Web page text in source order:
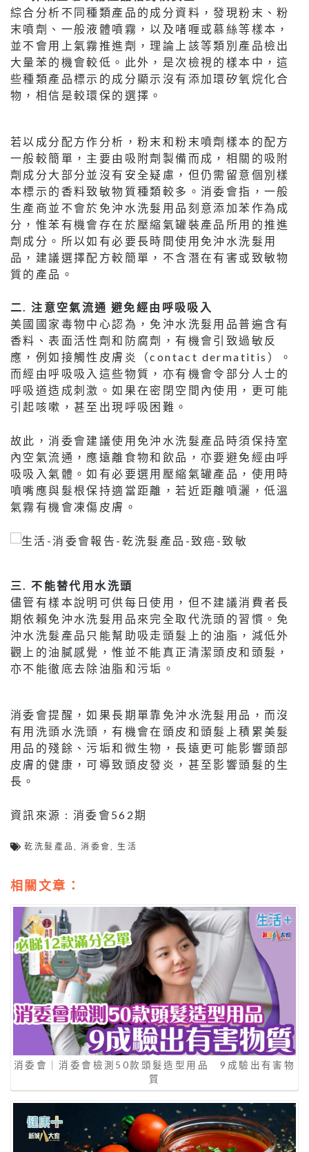
綜合分析不同種類產品的成分資料，發現粉末、粉
末噴劑、一般液體噴霧，以及啫喱或慕絲等樣本，
並不會用上氣霧推進劑，理論上該等類別產品檢出
大量苯的機會較低。此外，是次檢視的樣本中，這
些種類產品標示的成分顯示沒有添加環矽氧烷化合
物，相信是較環保的選擇。
若以成分配方作分析，粉末和粉末噴劑樣本的配方
一般較簡單，主要由吸附劑製備而成，相關的吸附
劑成分大部分並沒有安全疑慮，但仍需留意個別樣
本標示的香料致敏物質種類較多。消委會指，一般
生產商並不會於免沖水洗髮用品刻意添加苯作為成
分，惟苯有機會存在於壓縮氣罐裝產品所用的推進
劑成分。所以如有必要長時間使用免沖水洗髮用
品，建議選擇配方較簡單，不含潛在有害或致敏物
質的產品。
二. 注意空氣流通 避免經由呼吸吸入
美國國家毒物中心認為，免沖水洗髮用品普遍含有
香料、表面活性劑和防腐劑，有機會引致過敏反
應，例如接觸性皮膚炎（contact dermatitis）。
而經由呼吸吸入這些物質，亦有機會令部分人士的
呼吸道造成刺激。如果在密閉空間內使用，更可能
引起咳嗽，甚至出現呼吸困難。
故此，消委會建議使用免沖水洗髮產品時須保持室
內空氣流通，應遠離食物和飲品，亦要避免經由呼
吸吸入氣體。如有必要選用壓縮氣罐產品，使用時
噴嘴應與髮根保持適當距離，若近距離噴灑，低溫
氣霧有機會凍傷皮膚。
三. 不能替代用水洗頭
儘管有樣本說明可供每日使用，但不建議消費者長
期依賴免沖水洗髮用品來完全取代洗頭的習慣。免
沖水洗髮產品只能幫助吸走頭髮上的油脂，減低外
觀上的油膩感覺，惟並不能真正清潔頭皮和頭髮，
亦不能徹底去除油脂和污垢。
消委會提醒，如果長期單靠免沖水洗髮用品，而沒
有用洗頭水洗頭，有機會在頭皮和頭髮上積累美髮
用品的殘餘、污垢和微生物，長遠更可能影響頭部
皮膚的健康，可導致頭皮發炎，甚至影響頭髮的生
長。
資訊來源 : 消委會562期
乾洗髮產品 ,消委會 生活
相關文章：
消委會｜消委會檢測50款頭髮造型用品 9成驗出有害物
質